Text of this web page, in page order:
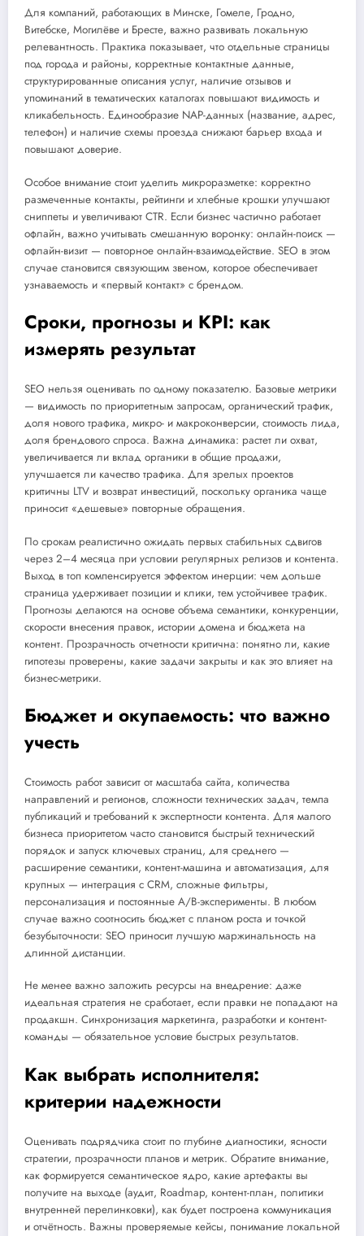
Для компаний, работающих в Минске, Гомеле, Гродно,
Витебске, Могилёве и Бресте, важно развивать локальную
релевантность. Практика показывает, что отдельные страницы
под города и районы, корректные контактные данные,
структурированные описания услуг, наличие отзывов и
упоминаний в тематических каталогах повышают видимость и
кликабельность. Единообразие NAP-данных (название, адрес,
телефон) и наличие схемы проезда снижают барьер входа и
повышают доверие.
Особое внимание стоит уделить микроразметке: корректно
размеченные контакты, рейтинги и хлебные крошки улучшают
сниппеты и увеличивают CTR. Если бизнес частично работает
офлайн, важно учитывать смешанную воронку: онлайн-поиск —
офлайн-визит — повторное онлайн-взаимодействие. SEO в этом
случае становится связующим звеном, которое обеспечивает
узнаваемость и «первый контакт» с брендом.
Сроки, прогнозы и KPI: как
измерять результат
SEO нельзя оценивать по одному показателю. Базовые метрики
— видимость по приоритетным запросам, органический трафик,
доля нового трафика, микро- и макроконверсии, стоимость лида,
доля брендового спроса. Важна динамика: растет ли охват,
увеличивается ли вклад органики в общие продажи,
улучшается ли качество трафика. Для зрелых проектов
критичны LTV и возврат инвестиций, поскольку органика чаще
приносит «дешевые» повторные обращения.
По срокам реалистично ожидать первых стабильных сдвигов
через 2–4 месяца при условии регулярных релизов и контента.
Выход в топ компенсируется эффектом инерции: чем дольше
страница удерживает позиции и клики, тем устойчивее трафик.
Прогнозы делаются на основе объема семантики, конкуренции,
скорости внесения правок, истории домена и бюджета на
контент. Прозрачность отчетности критична: понятно ли, какие
гипотезы проверены, какие задачи закрыты и как это влияет на
бизнес-метрики.
Бюджет и окупаемость: что важно
учесть
Стоимость работ зависит от масштаба сайта, количества
направлений и регионов, сложности технических задач, темпа
публикаций и требований к экспертности контента. Для малого
бизнеса приоритетом часто становится быстрый технический
порядок и запуск ключевых страниц, для среднего —
расширение семантики, контент-машина и автоматизация, для
крупных — интеграция с CRM, сложные фильтры,
персонализация и постоянные A/B-эксперименты. В любом
случае важно соотносить бюджет с планом роста и точкой
безубыточности: SEO приносит лучшую маржинальность на
длинной дистанции.
Не менее важно заложить ресурсы на внедрение: даже
идеальная стратегия не сработает, если правки не попадают на
продакшн. Синхронизация маркетинга, разработки и контент-
команды — обязательное условие быстрых результатов.
Как выбрать исполнителя:
критерии надежности
Оценивать подрядчика стоит по глубине диагностики, ясности
стратегии, прозрачности планов и метрик. Обратите внимание,
как формируется семантическое ядро, какие артефакты вы
получите на выходе (аудит, Roadmap, контент-план, политики
внутренней перелинковки), как будет построена коммуникация
и отчётность. Важны проверяемые кейсы, понимание локальной